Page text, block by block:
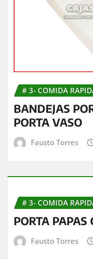
# 3- COMIDA
BANDEJAS
PORTA VASO
Fausto Torres
# 3- COMIDA
PORTA PAPAS
Fausto Torres